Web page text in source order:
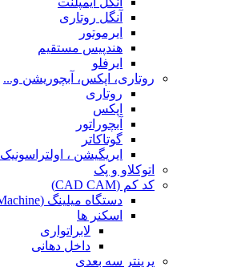
آنگل روتاری
ایرموتور
هندپیس مستقیم
ایرفلو
روتاری، اپکس، آبچوریشن و...
روتاری
اپکس
آبچوراتور
گوتاکاتر
ایریگیشن ، اولتراسونیک
اتوکلاو و پک
کد کم (CAD CAM)
دستگاه میلینگ (Milling Machine)
اسکنر ها
لابراتواری
داخل دهانی
پرینتر سه بعدی